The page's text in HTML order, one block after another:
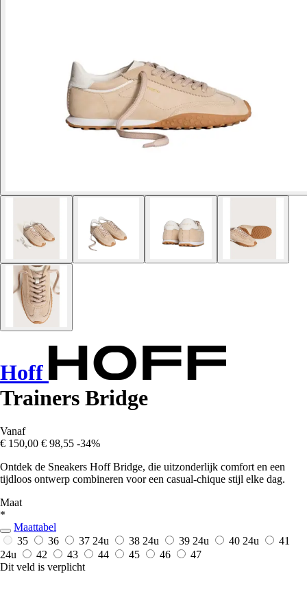
Hoff
Trainers Bridge
Vanaf
€ 150,00 € 98,55 -34%
Ontdek de Sneakers Hoff Bridge, die uitzonderlijk comfort en een
tijdloos ontwerp combineren voor een casual-chique stijl elke dag.
Maat
*
Maattabel
35
36 37 24u 38 24u 39 24u 40 24u
41
24u
42 43 44 45 46
47
Dit veld is verplicht